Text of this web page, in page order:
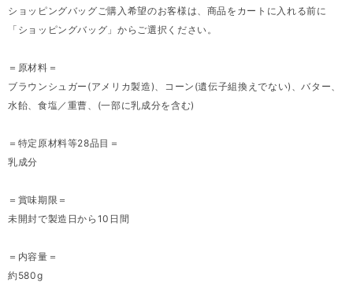
ショッピングバッグご購入希望のお客様は、商品をカートに入れる前に
「ショッピングバッグ」からご選択ください。
＝原材料＝
ブラウンシュガー(アメリカ製造)、コーン(遺伝子組換えでない)、バター、
水飴、食塩／重曹、(一部に乳成分を含む)
＝特定原材料等28品目＝
乳成分
＝賞味期限＝
未開封で製造日から10日間
＝内容量＝
約580g